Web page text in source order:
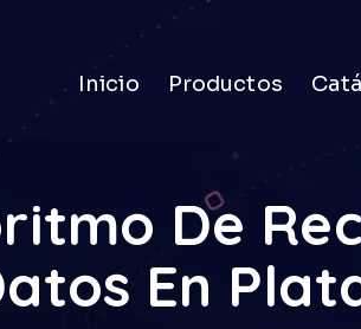
Inicio Productos
De
En